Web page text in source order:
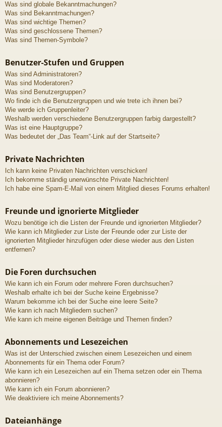
Was sind globale Bekanntmachungen?
Was sind Bekanntmachungen?
Was sind wichtige Themen?
Was sind geschlossene Themen?
Was sind Themen-Symbole?
Benutzer-Stufen und Gruppen
Was sind Administratoren?
Was sind Moderatoren?
Was sind Benutzergruppen?
Wo finde ich die Benutzergruppen und wie trete ich ihnen bei?
Wie werde ich Gruppenleiter?
Weshalb werden verschiedene Benutzergruppen farbig dargestellt?
Was ist eine Hauptgruppe?
Was bedeutet der „Das Team“-Link auf der Startseite?
Private Nachrichten
Ich kann keine Privaten Nachrichten verschicken!
Ich bekomme ständig unerwünschte Private Nachrichten!
Ich habe eine Spam-E-Mail von einem Mitglied dieses Forums erhalten!
Freunde und ignorierte Mitglieder
Wozu benötige ich die Listen der Freunde und ignorierten Mitglieder?
Wie kann ich Mitglieder zur Liste der Freunde oder zur Liste der
ignorierten Mitglieder hinzufügen oder diese wieder aus den Listen
entfernen?
Die Foren durchsuchen
Wie kann ich ein Forum oder mehrere Foren durchsuchen?
Weshalb erhalte ich bei der Suche keine Ergebnisse?
Warum bekomme ich bei der Suche eine leere Seite?
Wie kann ich nach Mitgliedern suchen?
Wie kann ich meine eigenen Beiträge und Themen finden?
Abonnements und Lesezeichen
Was ist der Unterschied zwischen einem Lesezeichen und einem
Abonnements für ein Thema oder Forum?
Wie kann ich ein Lesezeichen auf ein Thema setzen oder ein Thema
abonnieren?
Wie kann ich ein Forum abonnieren?
Wie deaktiviere ich meine Abonnements?
Dateianhänge